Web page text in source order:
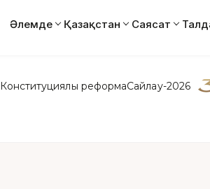
Әлемде Қазақстан Саясат
Конституциялық реформаСайлау-2026